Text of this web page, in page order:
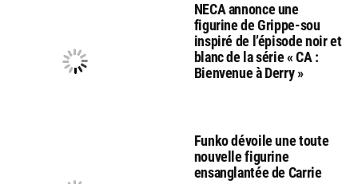
NECA annonce une
figurine de Grippe-sou
inspiré de l’épisode noir et
blanc de la série « CA :
Bienvenue à Derry »
Funko dévoile une toute
nouvelle figurine
ensanglantée de Carrie